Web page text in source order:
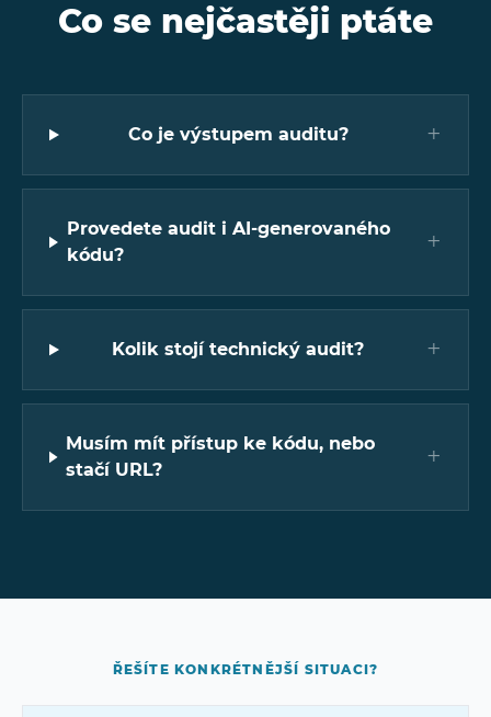
Co se nejčastěji ptáte
Co je výstupem auditu? +
Provedete audit i AI-generovaného
kódu?
+
Kolik stojí technický audit? +
Musím mít přístup ke kódu, nebo
stačí URL?
+
ŘEŠÍTE KONKRÉTNĚJŠÍ SITUACI?